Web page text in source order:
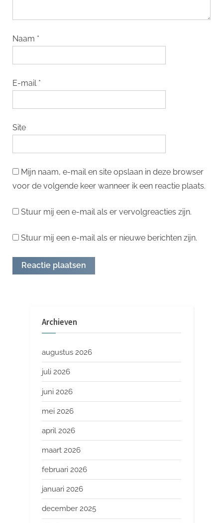
Naam *
E-mail *
Site
Mijn naam, e-mail en site opslaan in deze browser
voor de volgende keer wanneer ik een reactie plaats.
Stuur mij een e-mail als er vervolgreacties zijn.
Stuur mij een e-mail als er nieuwe berichten zijn.
Archieven
augustus 2026
juli 2026
juni 2026
mei 2026
april 2026
maart 2026
februari 2026
januari 2026
december 2025